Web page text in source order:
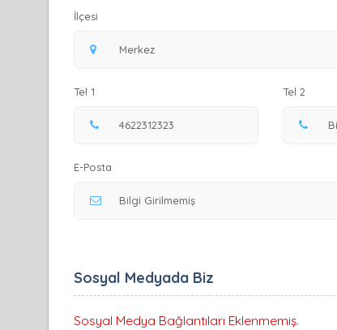
İlçesi
Tel 1 Tel 2
E-Posta
Sosyal Medyada Biz
Sosyal Medya Bağlantıları Eklenmemiş.